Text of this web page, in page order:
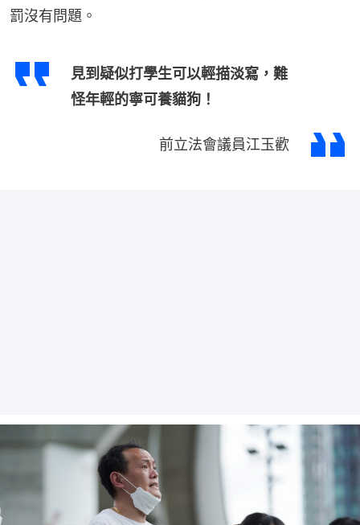
罰沒有問題。
見到疑似打學生可以輕描淡寫，難
怪年輕的寧可養貓狗！
前立法會議員江玉歡